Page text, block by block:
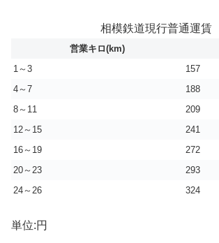
相模鉄道現行普通運賃
営業キロ(km)
1～3
157
4～7
188
8～11
209
12～15
241
16～19
272
20～23
293
24～26
324
単位:円